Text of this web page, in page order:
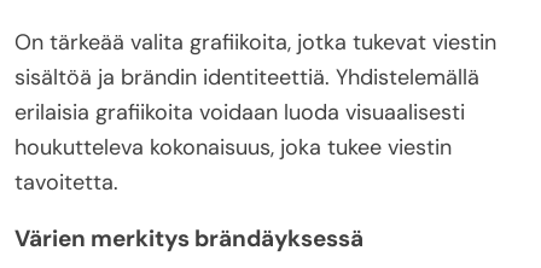
On tärkeää valita grafiikoita, jotka tukevat viestin
sisältöä ja brändin identiteettiä. Yhdistelemällä
erilaisia grafiikoita voidaan luoda visuaalisesti
houkutteleva kokonaisuus, joka tukee viestin
tavoitetta.
Värien merkitys brändäyksessä